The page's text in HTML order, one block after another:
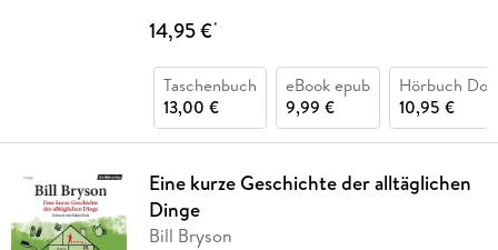
14,95 €*
Taschenbuch
13,00 €
eBook epub
9,99 €
Hörbuch
10,95 €
Eine kurze Geschichte der alltäglichen
Dinge
Bill Bryson